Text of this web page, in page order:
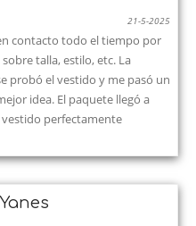
21-5-2025
contacto todo el tiempo por
talla, estilo, etc. La
probó el vestido y me pasó un
idea. El paquete llegó a
perfectamente